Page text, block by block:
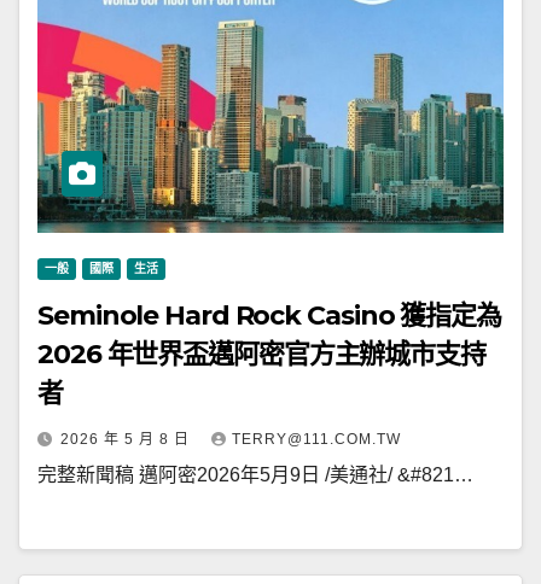
一般 國際 生活
Seminole Hard Rock Casino 獲指定為
2026 年世界盃邁阿密官方主辦城市支持
者
2026 年 5 月 8 日 TERRY@111.COM.TW
完整新聞稿 邁阿密2026年5月9日 /美通社/ &#821…